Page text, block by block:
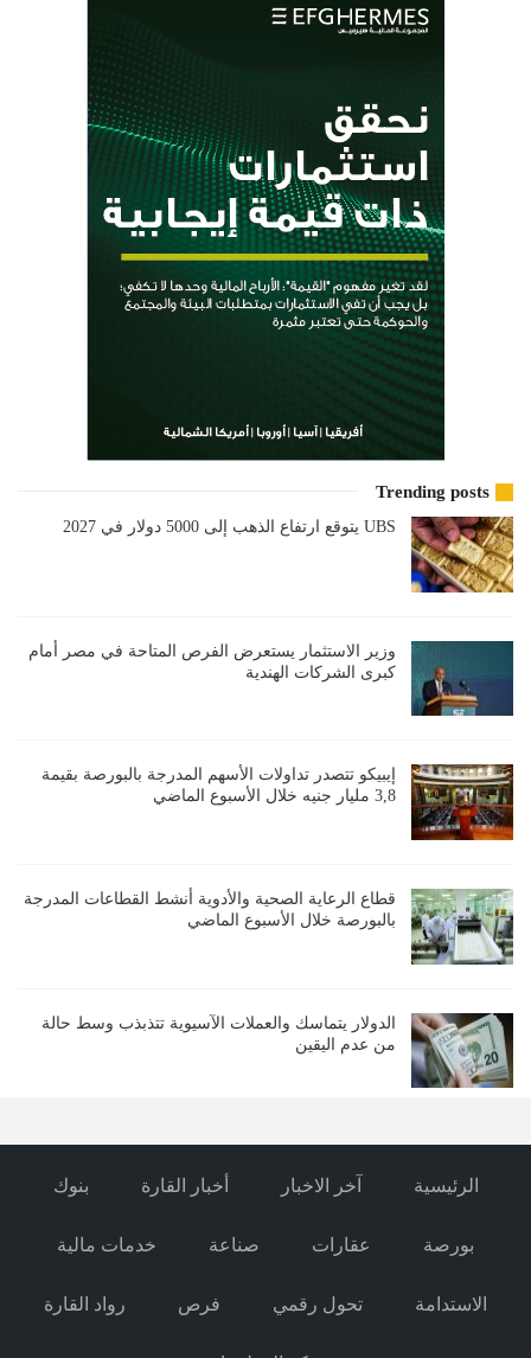
Trending posts
UBS يتوقع ارتفاع الذهب إلى 5000 دولار في 2027
وزير الاستثمار يستعرض الفرص المتاحة في مصر أمام
كبرى الشركات الهندية
إيبيكو تتصدر تداولات الأسهم المدرجة بالبورصة بقيمة
3,8 مليار جنيه خلال الأسبوع الماضي
قطاع الرعاية الصحية والأدوية أنشط القطاعات المدرجة
بالبورصة خلال الأسبوع الماضي
الدولار يتماسك والعملات الآسيوية تتذبذب وسط حالة
من عدم اليقين
الرئيسية آخر الاخبار أخبار القارة بنوك
بورصة عقارات صناعة خدمات مالية
الاستدامة تحول رقمي فرص رواد القارة